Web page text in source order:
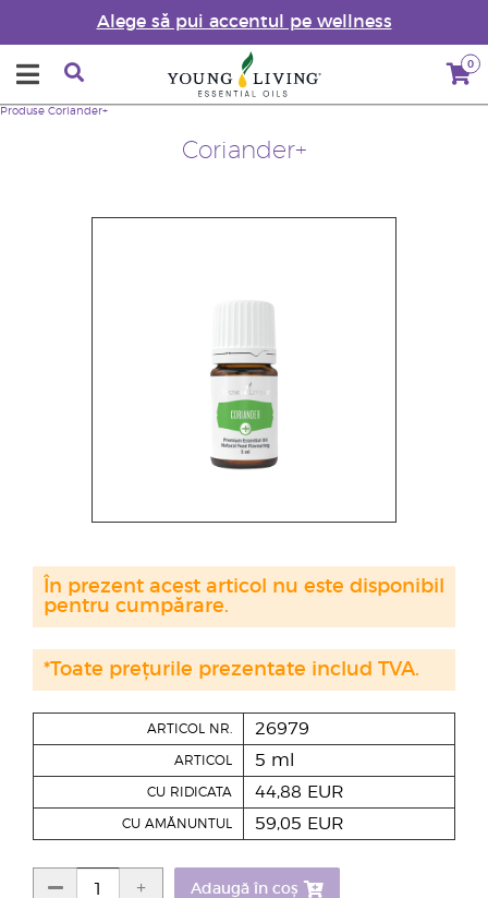
Alege să pui accentul pe wellness
0
Coriander+
Produse Coriander+
ARTICOL NR. 26979
ARTICOL 5 ml
CU RIDICATA 44,88 EUR
CU AMĂNUNTUL 59,05 EUR
Adaugă în coș
În prezent acest articol nu este disponibil
pentru cumpărare.
*Toate prețurile prezentate includ TVA.